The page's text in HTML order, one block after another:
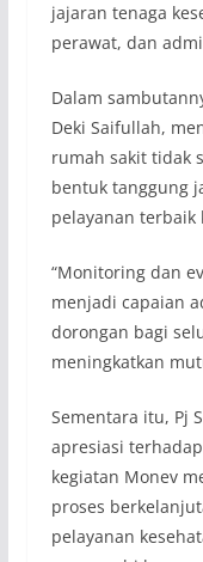
jajaran tenaga
perawat, dan
Dalam
Deki Saifullah,
rumah sakit tidak
bentuk tanggung
pelayanan terbaik
“Monitoring dan
menjadi capaian
dorongan bagi
meningkatkan
Sementara itu, Pj
apresiasi
kegiatan Monev
proses
pelayanan